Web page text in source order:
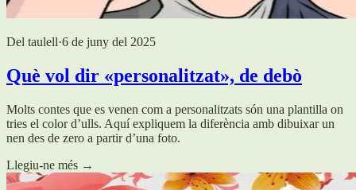
Del taulell·6 de juny del 2025
Què vol dir «personalitzat», de debò
Molts contes que es venen com a personalitzats són una plantilla on
tries el color d’ulls. Aquí expliquem la diferència amb dibuixar un
nen des de zero a partir d’una foto.
Llegiu-ne més →